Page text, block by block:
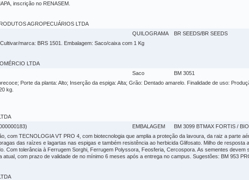
inscrição no RENASEM.
AGROPECUÁRIOS LTDA
QUILOGRAMA BR SEEDS/BR SEEDS
marca: BRS 1501. Embalagem: Saco/caixa com 1 Kg
LTDA
Saco BM 3051
Porte da planta: Alto; Inserção da espiga: Alta; Grão: Dentado amarelo. Finalidade de uso:
kg.
EMBALAGEM BM 3099 BTMAX FORTIS /
com TECNOLOGIA VT PRO 4, com biotecnologia que amplia a proteção da lavoura, da raiz a parte
das raízes e lagartas nas espigas e também resistência ao herbicida Glifosato. Milho de resposta
Com tolerância à Ferrugem Sorghi, Ferrugem Polyssora, Feosferia, Cercospora. As sementes devem
com prazo de validade de no mínimo 6 meses após a entrega no campus. Sugestões: BM 953